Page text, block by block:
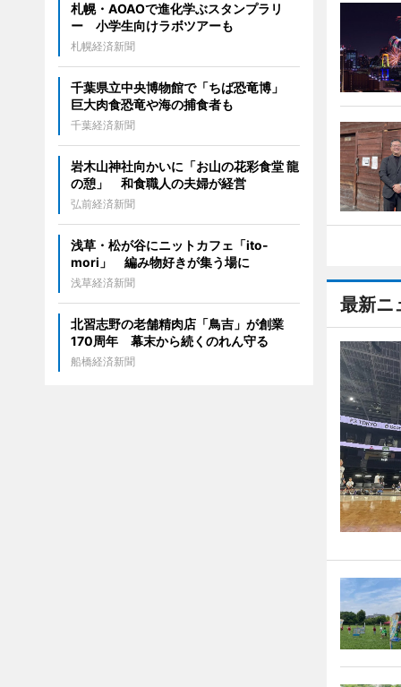
最新ニ
札幌・AOAOで進化学ぶスタンプラリ
ー 小学生向けラボツアーも
札幌経済新聞
千葉県立中央博物館で「ちば恐竜博」
巨大肉食恐竜や海の捕食者も
千葉経済新聞
岩木山神社向かいに「お山の花彩食堂 龍
の憩」 和食職人の夫婦が経営
弘前経済新聞
浅草・松が谷にニットカフェ「ito-
mori」 編み物好きが集う場に
浅草経済新聞
北習志野の老舗精肉店「鳥吉」が創業
170周年 幕末から続くのれん守る
船橋経済新聞